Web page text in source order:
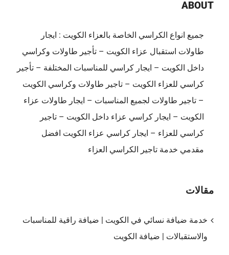
مغلقة
ABOUT
جميع انواع الكراسي الخاصة بالعزاء الكويت : ايجار
طاولات استقبال عزاء الكويت – تأجير طاولات وكراسي
داخل الكويت – ايجار كراسي للمناسبات المختلفة – تأجير
كراسي للعزاء الكويت – تاجير طاولات وكراسي الكويت
– تاجير طاولات لجميع المناسبات – ايجار طاولات عزاء
الكويت – ايجار كراسي عزاء داخل الكويت – تاجير
كراسي للعزاء – ايجار كراسي عزاء الكويت افضل
مقدمي خدمة تاجير الكراسي العزاء
مقالات
خدمة ضيافة نسائي في الكويت | ضيافة راقية للمناسبات
والاستقبالات | ضيافة الكويت